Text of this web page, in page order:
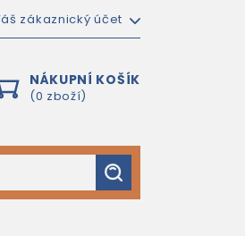
zákaznický účet
NÁKUPNÍ KOŠÍK
(0 zboží)